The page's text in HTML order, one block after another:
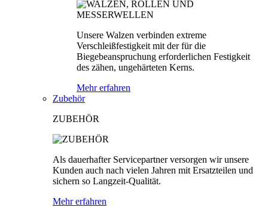
Unsere Walzen verbinden extreme
Verschleißfestigkeit mit der für die
Biegebeanspruchung erforderlichen Festigkeit
des zähen, ungehärteten Kerns.
Mehr erfahren
Zubehör
ZUBEHÖR
Als dauerhafter Servicepartner versorgen wir unsere
Kunden auch nach vielen Jahren mit Ersatzteilen und
sichern so Langzeit-Qualität.
Mehr erfahren